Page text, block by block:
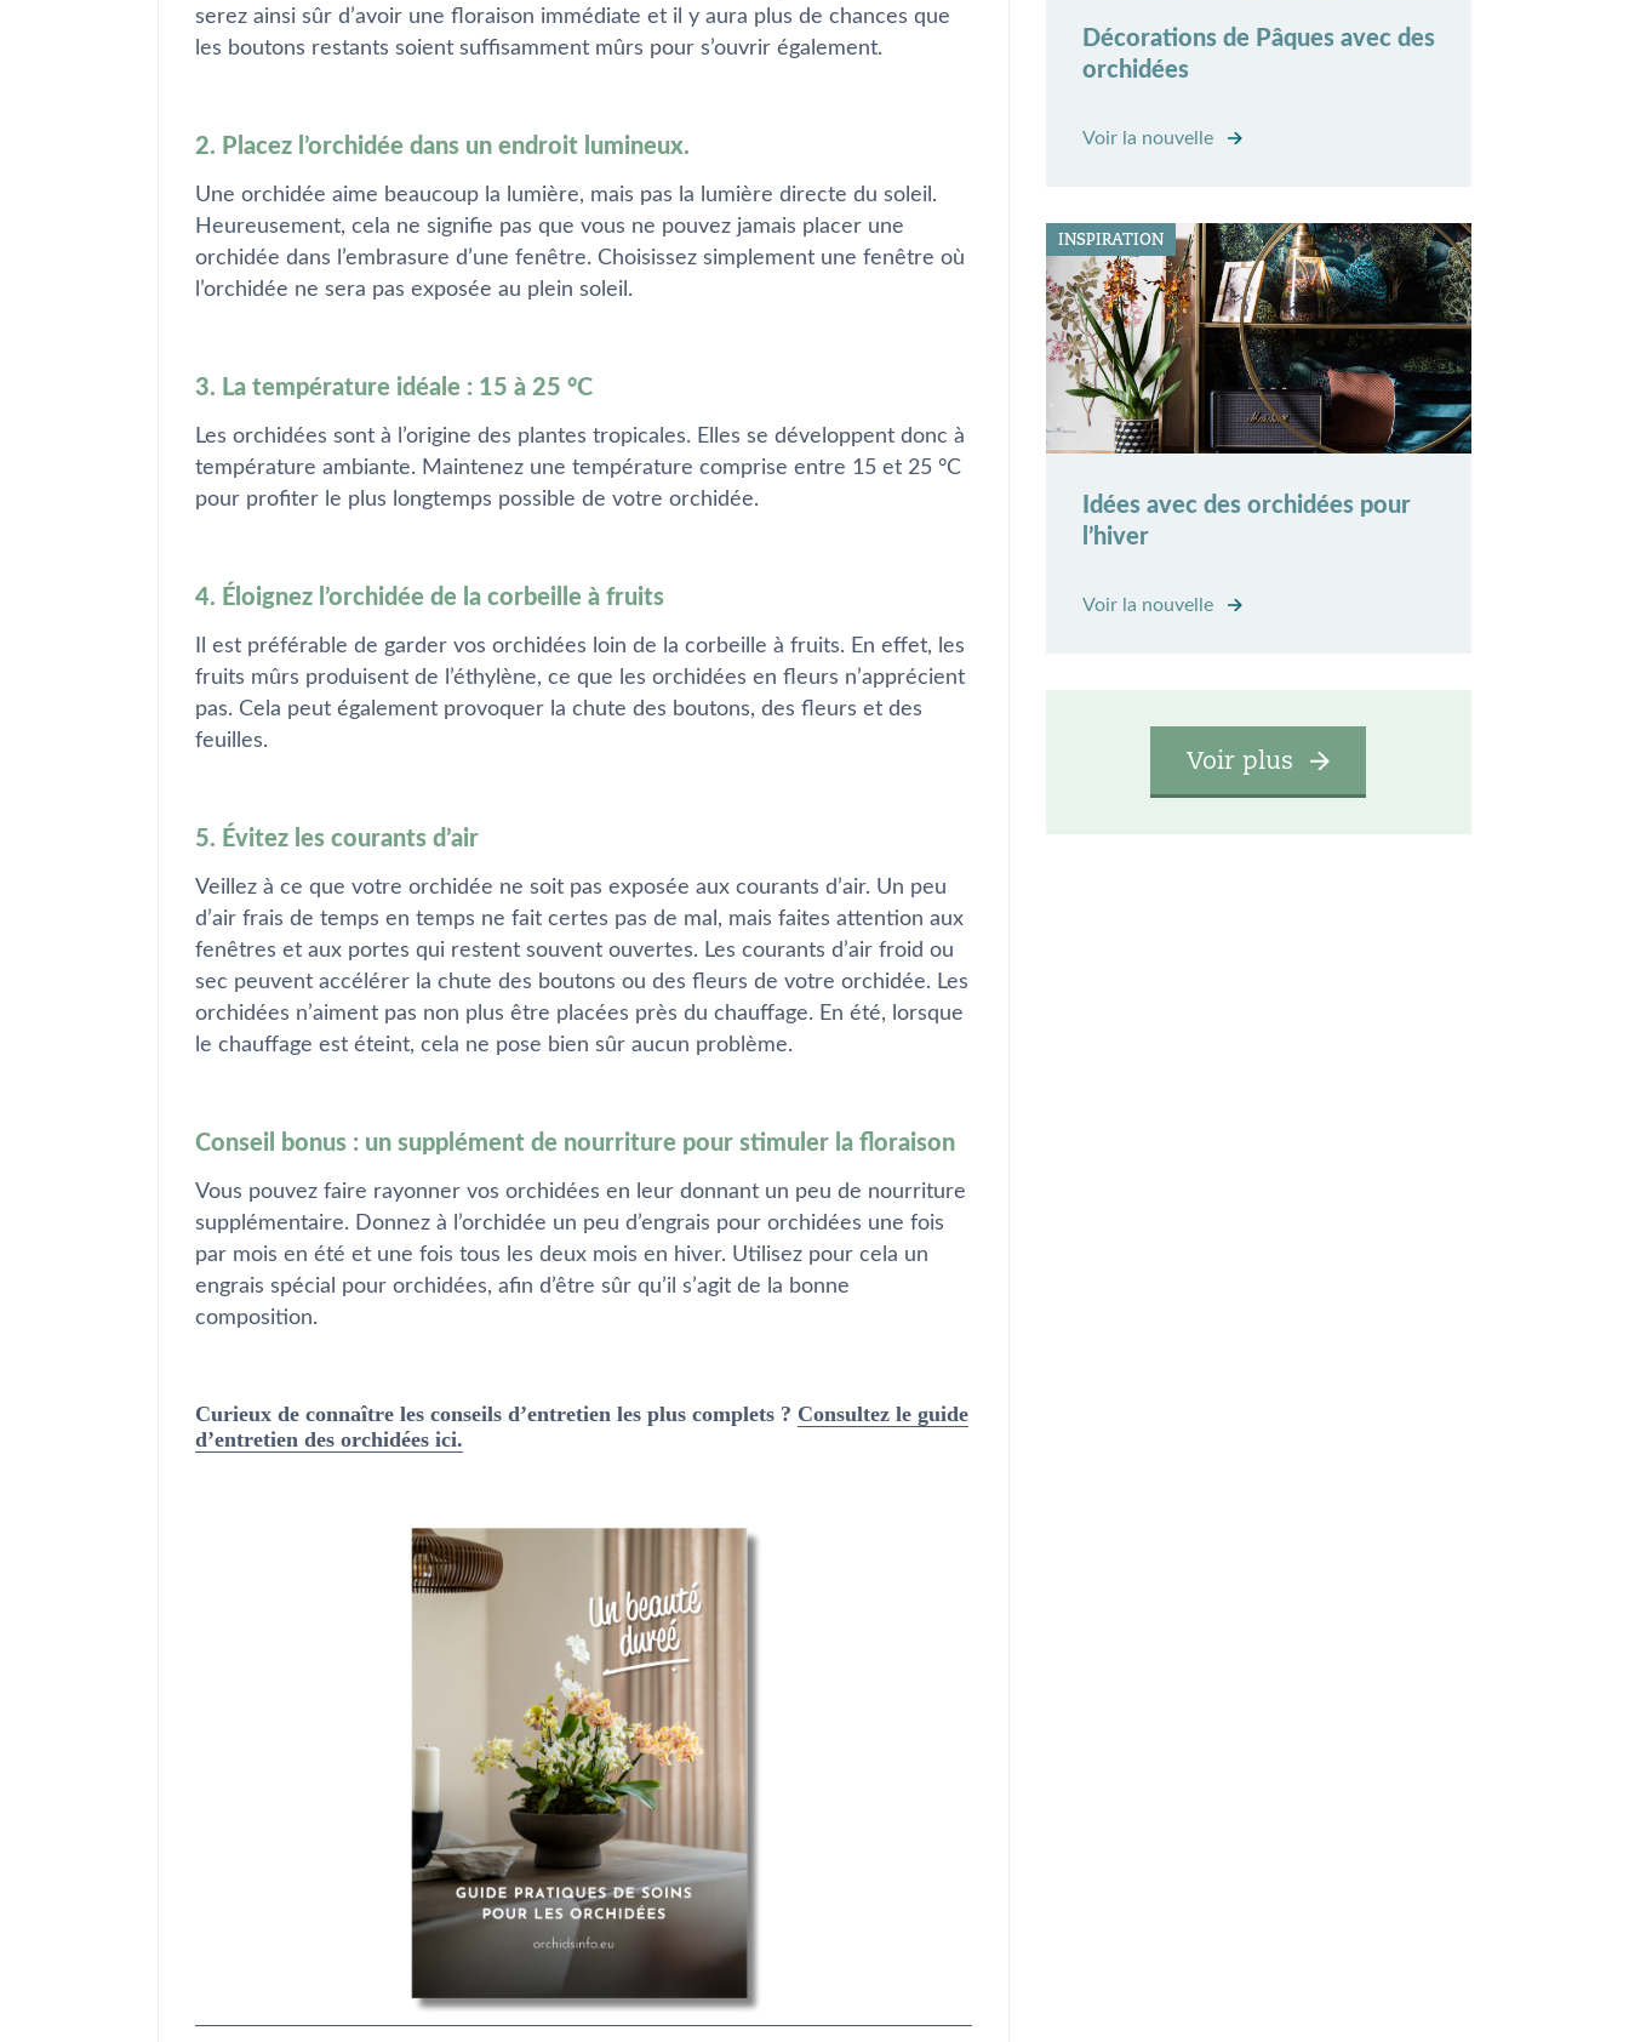
serez ainsi sûr d’avoir une floraison immédiate et il y aura plus de chances que
les boutons restants soient suffisamment mûrs pour s’ouvrir également.
2. Placez l’orchidée dans un endroit lumineux.
Une orchidée aime beaucoup la lumière, mais pas la lumière directe du soleil.
Heureusement, cela ne signifie pas que vous ne pouvez jamais placer une
orchidée dans l’embrasure d’une fenêtre. Choisissez simplement une fenêtre où
l’orchidée ne sera pas exposée au plein soleil.
3. La température idéale : 15 à 25 °C
Les orchidées sont à l’origine des plantes tropicales. Elles se développent donc à
température ambiante. Maintenez une température comprise entre 15 et 25 °C
pour profiter le plus longtemps possible de votre orchidée.
4. Éloignez l’orchidée de la corbeille à fruits
Il est préférable de garder vos orchidées loin de la corbeille à fruits. En effet, les
fruits mûrs produisent de l’éthylène, ce que les orchidées en fleurs n’apprécient
pas. Cela peut également provoquer la chute des boutons, des fleurs et des
feuilles.
5. Évitez les courants d’air
Veillez à ce que votre orchidée ne soit pas exposée aux courants d’air. Un peu
d’air frais de temps en temps ne fait certes pas de mal, mais faites attention aux
fenêtres et aux portes qui restent souvent ouvertes. Les courants d’air froid ou
sec peuvent accélérer la chute des boutons ou des fleurs de votre orchidée. Les
orchidées n’aiment pas non plus être placées près du chauffage. En été, lorsque
le chauffage est éteint, cela ne pose bien sûr aucun problème.
Conseil bonus : un supplément de nourriture pour stimuler la floraison
Vous pouvez faire rayonner vos orchidées en leur donnant un peu de nourriture
supplémentaire. Donnez à l’orchidée un peu d’engrais pour orchidées une fois
par mois en été et une fois tous les deux mois en hiver. Utilisez pour cela un
engrais spécial pour orchidées, afin d’être sûr qu’il s’agit de la bonne
composition.
Curieux de connaître les conseils d’entretien les plus complets ? Consultez le guide
d’entretien des orchidées ici.
Décorations de Pâques avec des
orchidées
Voir la nouvelle
INSPIRATION
Idées avec des orchidées pour
l’hiver
Voir la nouvelle
Voir plus